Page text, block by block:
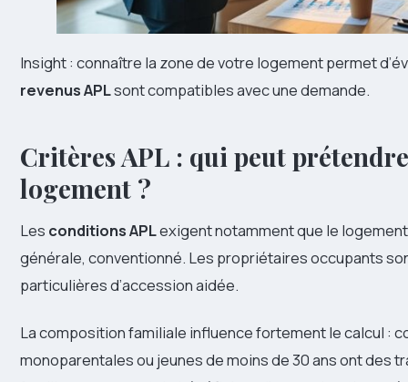
Insight : connaître la zone de votre logement permet
revenus APLsont compatibles avec une demande.
Critères APL : qui peut
logement ?
Les conditions APLexigent notamment que le
générale, conventionné. Les propriétaires occupants
particulières d’accession aidée.
La composition familiale influence fortement le calcul :
monoparentales ou jeunes de moins de 30 ans ont des